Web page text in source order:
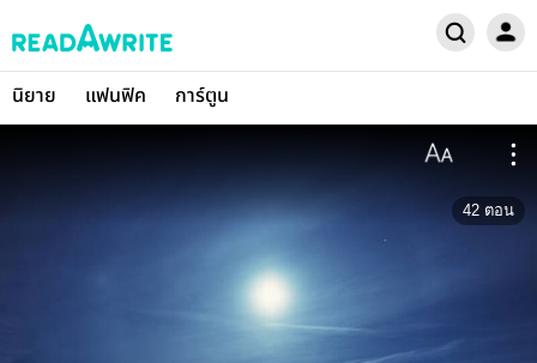
นิยาย แฟนฟิค การ์ตูน
42 ตอน